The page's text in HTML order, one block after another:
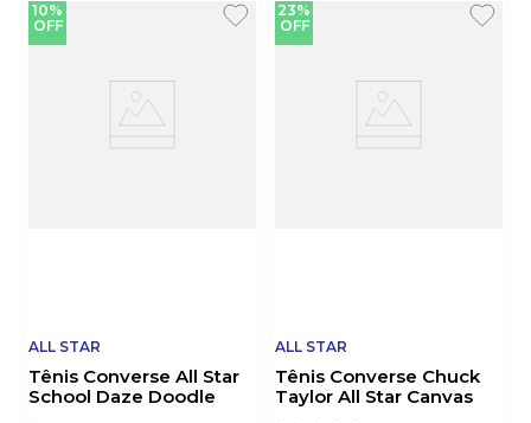
10%
OFF
ALL STAR
Tênis Converse All Star
School Daze Doodle
23%
OFF
ALL STAR
Tênis Converse Chuck
Taylor All Star Canvas